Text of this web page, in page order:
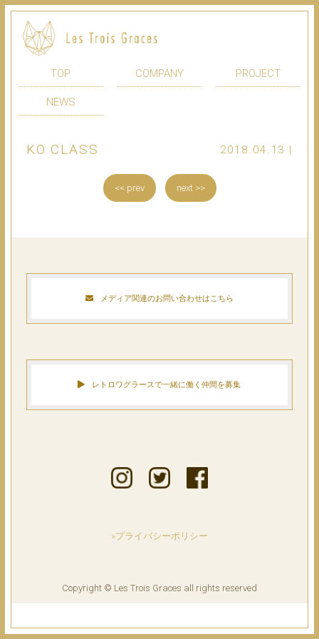
TOP COMPANY PROJECT
NEWS
KO CLASS 2018.04.13 |
<< prev next >>
メディア関連のお問い合わせはこちら
レトロワグラースで一緒に働く仲間を募集
»プライバシーポリシー
Copyright © Les Trois Graces all rights reserved